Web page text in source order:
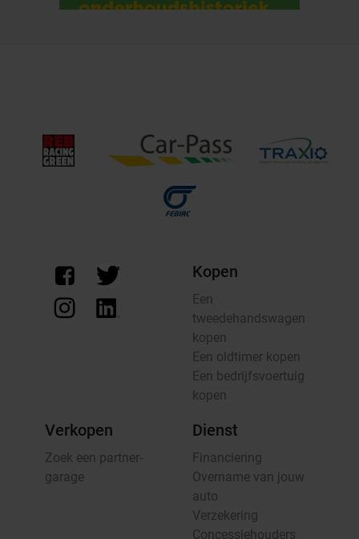
Kopen
Een
tweedehandswagen
kopen
Een oldtimer kopen
Een bedrijfsvoertuig
kopen
Verkopen
Zoek een partner-
garage
Dienst
Financiering
Overname van jouw
auto
Verzekering
Concessiehouders